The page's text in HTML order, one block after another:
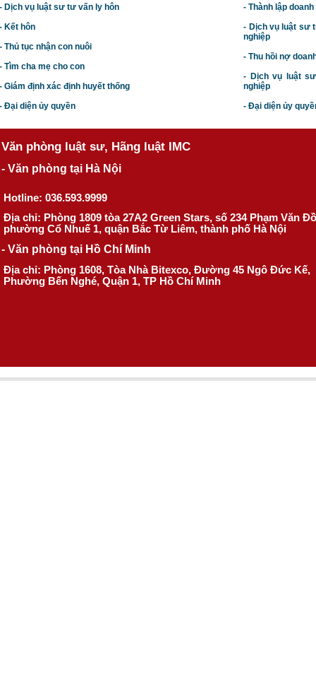
Dịch vụ luật sư tư vấn ly hôn
Kết hôn
Thủ tục nhận con nuôi
Tìm cha mẹ cho con
Giám định xác định huyết thống
Đại diện ủy quyền
- Thành lập
- Dịch vụ luật sư t
nghiệp
- Thu hồi nợ
- Dịch vụ luật
nghiệp
- Đại diện ủy
Văn phòng luật sư, Hãng luật IMC
- Văn phòng tại Hà Nội
Hotline: 036.593.9999
Địa chỉ: Phòng 1809 tòa 27A2 Green Stars, số 234 Phạm Văn
phường Cổ Nhuế 1, quận Bắc Từ Liêm, thành phố Hà Nội
- Văn phòng tại Hồ Chí Minh
Địa chỉ: Phòng 1608, Tòa Nhà Bitexco, Đường 45 Ngô Đức Kế,
Phường Bến Nghé, Quận 1, TP Hồ Chí Minh